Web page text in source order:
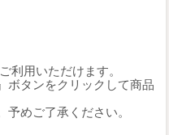
利用いただけます。
ボタンをクリックして商品
めご了承ください。